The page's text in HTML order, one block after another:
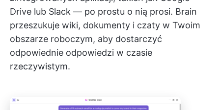
Drive lub Slack — po prostu o nią prosi. Brain
przeszukuje wiki, dokumenty i czaty w Twoim
obszarze roboczym, aby dostarczyć
odpowiednie odpowiedzi w czasie
rzeczywistym.